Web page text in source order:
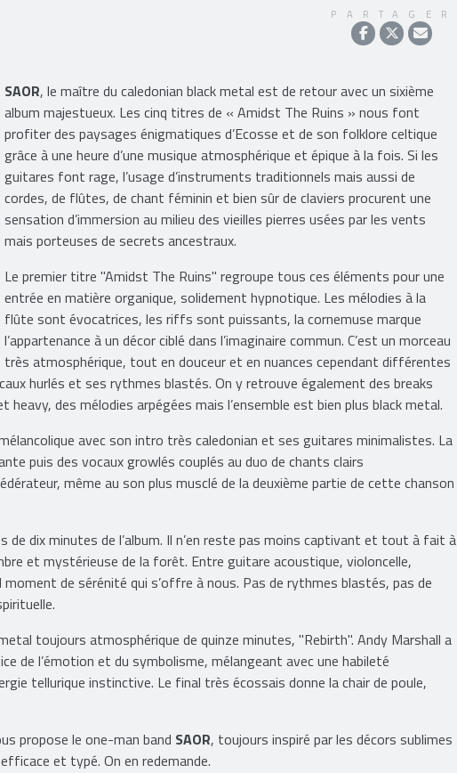
PARTAGER
SAOR, le maître du caledonian black metal est de retour avec un sixième
album majestueux. Les cinq titres de « Amidst The Ruins » nous font
profiter des paysages énigmatiques d’Ecosse et de son folklore celtique
grâce à une heure d’une musique atmosphérique et épique à la fois. Si les
guitares font rage, l’usage d’instruments traditionnels mais aussi de
cordes, de flûtes, de chant féminin et bien sûr de claviers procurent une
sensation d’immersion au milieu des vieilles pierres usées par les vents
mais porteuses de secrets ancestraux.
Le premier titre "Amidst The Ruins" regroupe tous ces éléments pour une
entrée en matière organique, solidement hypnotique. Les mélodies à la
flûte sont évocatrices, les riffs sont puissants, la cornemuse marque
l’appartenance à un décor ciblé dans l’imaginaire commun. C’est un morceau
très atmosphérique, tout en douceur et en nuances cependant différentes
hurlés et ses rythmes blastés. On y retrouve également des breaks
des mélodies arpégées mais l’ensemble est bien plus black metal.
avec son intro très caledonian et ses guitares minimalistes. La
puis des vocaux growlés couplés au duo de chants clairs
même au son plus musclé de la deuxième partie de cette chanson
dix minutes de l’album. Il n’en reste pas moins captivant et tout à fait à
et mystérieuse de la forêt. Entre guitare acoustique, violoncelle,
de sérénité qui s’offre à nous. Pas de rythmes blastés, pas de
toujours atmosphérique de quinze minutes, "Rebirth". Andy Marshall a
de l’émotion et du symbolisme, mélangeant avec une habileté
tellurique instinctive. Le final très écossais donne la chair de poule,
propose le one-man band SAOR, toujours inspiré par les décors sublimes
et typé. On en redemande.